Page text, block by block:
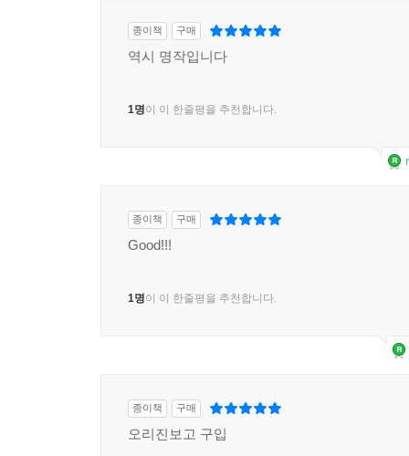
종이책 구매
역시 명작입니다
1명이 이 한줄평을 추천합니다.
종이책 구매
Good!!!
1명이 이 한줄평을 추천합니다.
종이책 구매
오리진보고 구입